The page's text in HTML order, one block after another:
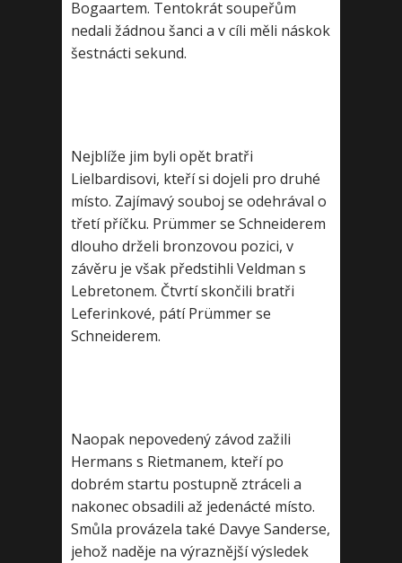
Bogaartem. Tentokrát soupeřům
nedali žádnou šanci a v cíli měli náskok
šestnácti sekund.
Nejblíže jim byli opět bratři
Lielbardisovi, kteří si dojeli pro druhé
místo. Zajímavý souboj se odehrával o
třetí příčku. Prümmer se Schneiderem
dlouho drželi bronzovou pozici, v
závěru je však předstihli Veldman s
Lebretonem. Čtvrtí skončili bratři
Leferinkové, pátí Prümmer se
Schneiderem.
Naopak nepovedený závod zažili
Hermans s Rietmanem, kteří po
dobrém startu postupně ztráceli a
nakonec obsadili až jedenácté místo.
Smůla provázela také Davye Sanderse,
jehož naděje na výraznější výsledek